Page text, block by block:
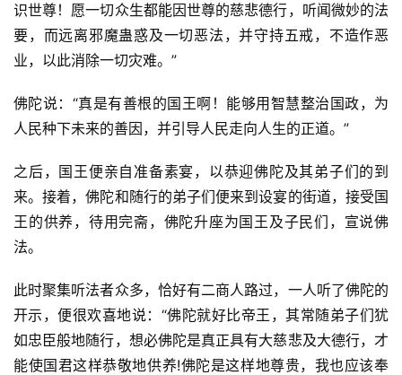
识世尊！愿一切众生都能因世尊的慈悲德行，听闻微妙的法
要，而远离邪魔蛊惑及一切恶法，并守持五戒，不造作恶
业，以此消除一切灾难。”
佛陀说：“真是有善根的国王啊！能够用智慧整治国政，为
人民种下未来的善因，并引导人民走向人生的正道。”
之后，国王便亲自准备素宴，以恭迎佛陀及其弟子们的到
来。接着，佛陀和随行的弟子们便来到设宴的街道，接受国
王的供养，待用完斋，佛陀升座为国王及子民们，宣说佛
法。
此时聚集听法者众多，恰好有二商人路过，一人听了佛陀的
开示，便很欢喜地说：“佛陀就好比帝王，其常随弟子们犹
如忠臣般地随行，想必佛陀是真正具有大慈悲及大德行，才
能使国君这样恭敬地供养!佛陀是这样地尊贵，我也应该奉